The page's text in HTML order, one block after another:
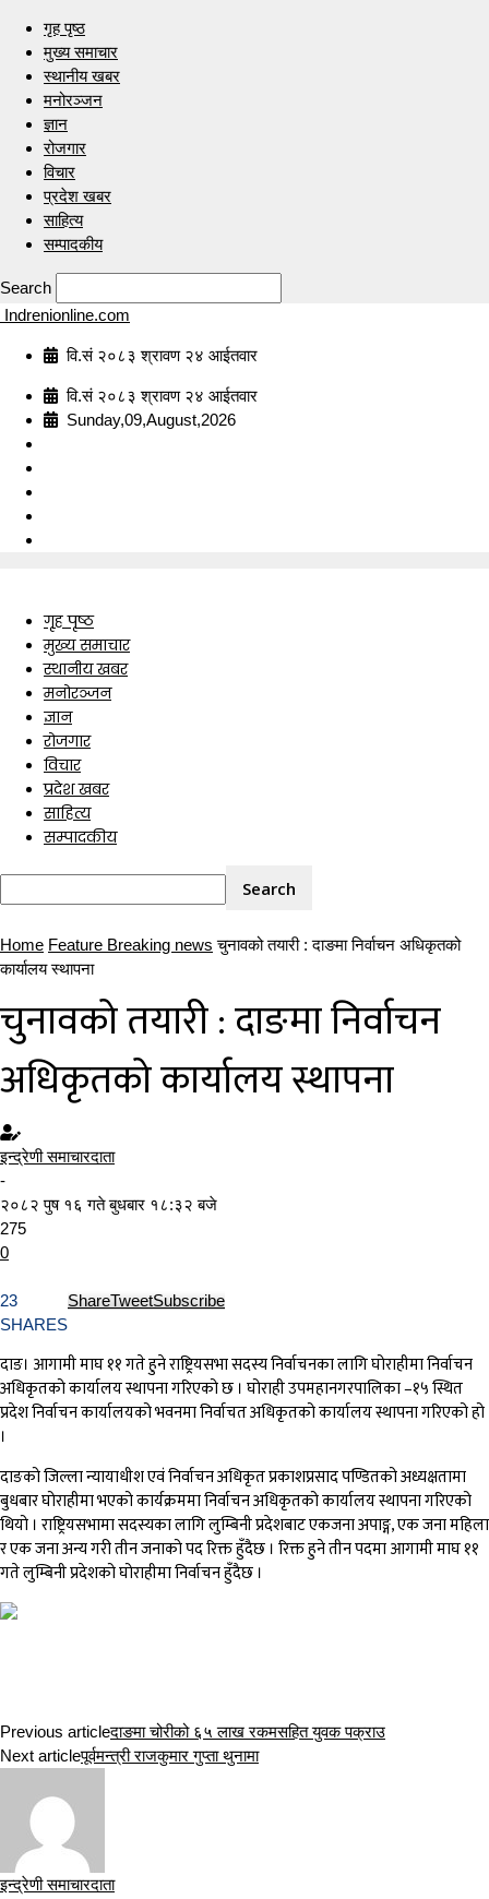
गृह पृष्ठ
मुख्य समाचार
स्थानीय खबर
मनोरञ्जन
ज्ञान
रोजगार
विचार
प्रदेश खबर
साहित्य
सम्पादकीय
Search
Indrenionline.com
वि.सं २०८३ श्रावण २४ आईतवार
वि.सं २०८३ श्रावण २४ आईतवार
Sunday,09,August,2026
गृह पृष्ठ
मुख्य समाचार
स्थानीय खबर
मनोरञ्जन
ज्ञान
रोजगार
विचार
प्रदेश खबर
साहित्य
सम्पादकीय
Home Feature Breaking news चुनावको तयारी : दाङमा निर्वाचन अधिकृतको
कार्यालय स्थापना
चुनावको तयारी : दाङमा निर्वाचन
अधिकृतको कार्यालय स्थापना
इन्द्रेणी समाचारदाता
-
२०८२ पुष १६ गते बुधबार १८:३२ बजे
275
0
23
SHARES
ShareTweetSubscribe
दाङ। आगामी माघ ११ गते हुने राष्ट्रियसभा सदस्य निर्वाचनका लागि घोराहीमा निर्वाचन
अधिकृतको कार्यालय स्थापना गरिएको छ । घोराही उपमहानगरपालिका –१५ स्थित
प्रदेश निर्वाचन कार्यालयको भवनमा निर्वाचत अधिकृतको कार्यालय स्थापना गरिएको हो
।
दाङको जिल्ला न्यायाधीश एवं निर्वाचन अधिकृत प्रकाशप्रसाद पण्डितको अध्यक्षतामा
बुधबार घोराहीमा भएको कार्यक्रममा निर्वाचन अधिकृतको कार्यालय स्थापना गरिएको
थियो । राष्ट्रियसभामा सदस्यका लागि लुम्बिनी प्रदेशबाट एकजना अपाङ्ग, एक जना महिला
र एक जना अन्य गरी तीन जनाको पद रिक्त हुँदैछ । रिक्त हुने तीन पदमा आगामी माघ ११
गते लुम्बिनी प्रदेशको घोराहीमा निर्वाचन हुँदैछ ।
Previous articleदाङमा चोरीको ६५ लाख रकमसहित युवक पक्राउ
Next articleपूर्वमन्त्री राजकुमार गुप्ता थुनामा
इन्द्रेणी समाचारदाता